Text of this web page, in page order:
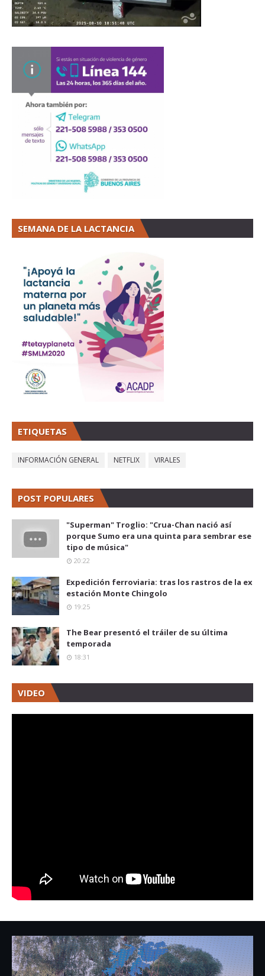
SEMANA DE LA LACTANCIA
ETIQUETAS
INFORMACIÓN GENERAL NETFLIX VIRALES
POST POPULARES
"Superman" Troglio: "Crua-Chan nació así
porque Sumo era una quinta para sembrar ese
tipo de música"
20:22
Expedición ferroviaria: tras los rastros de la ex
estación Monte Chingolo
19:25
The Bear presentó el tráiler de su última
temporada
18:31
VIDEO